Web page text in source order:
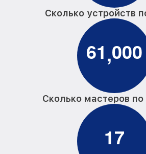
Сколько устройств
61,000
Сколько мастеров
17